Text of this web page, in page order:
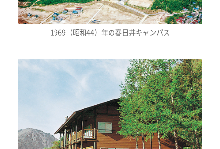
1969（昭和44）年の春日井キャンパス